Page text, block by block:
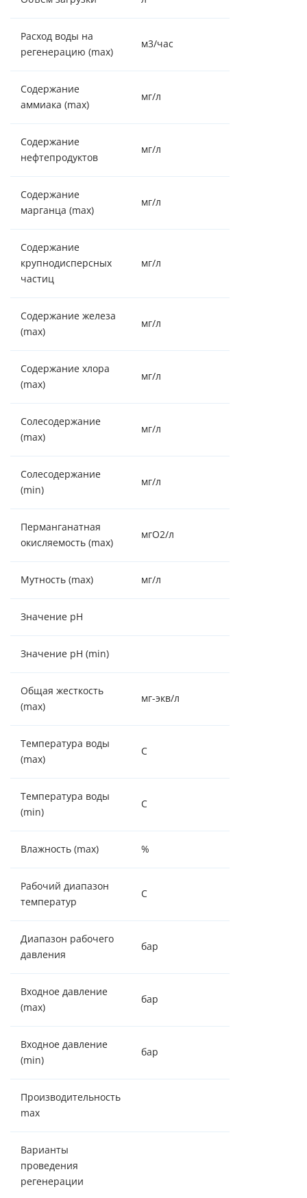
Расход воды на
регенерацию (max)
м3/час
Содержание
аммиака (max)
мг/л
Содержание
нефтепродуктов
мг/л
Содержание
марганца (max)
мг/л
Содержание
крупнодисперсных
частиц
мг/л
Содержание железа
(max)
мг/л
Содержание хлора
(max)
мг/л
Солесодержание
(max)
мг/л
Солесодержание
(min)
мг/л
Перманганатная
окисляемость (max)
мгO2/л
Мутность (max) мг/л
Значение pH
Значение pH (min)
Общая жесткость
(max)
мг-экв/л
Температура воды
(max)
C
Температура воды
(min)
С
Влажность (max) %
Рабочий диапазон
температур
С
Диапазон рабочего
давления
бар
Входное давление
(max)
бар
Входное давление
(min)
бар
Производительность
max
Варианты
проведения
регенерации